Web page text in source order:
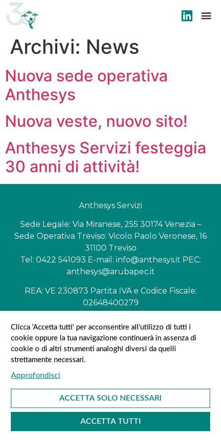
Archivi: News
Nuova sede operativa
Anthesys
Nuova veste, nuovo sito!
Anthesys Servizi festeggia
30 anni di attività!
Anthesys Servizi
Sede Legale: Via Miranese, 255 30174 Venezia –
Sede Operativa Treviso: Vicolo Paolo Veronese, 16
31100 Treviso
Tel: 0422 541093 E-mail: info@anthesys.it PEC:
anthesys@arubapec.it
REA: VE 230873 Partita IVA e Codice Fiscale:
02648400279
2022 Anthesys Tutti i diritti riservati
Privacy e Cookie Policy
Clicca 'Accetta tutti' per acconsentire all'utilizzo di tutti i
cookie oppure la tua navigazione continuerà in assenza di
cookie o di altri strumenti analoghi diversi da quelli
strettamente necessari.
ACCETTA SOLO NECESSARI
ACCETTA TUTTI